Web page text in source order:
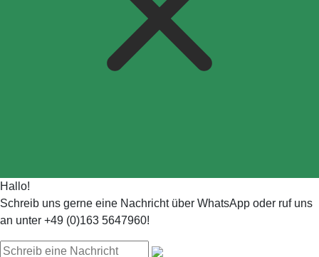
Hallo!
Schreib uns gerne eine Nachricht über WhatsApp oder ruf uns
an unter +49 (0)163 5647960!